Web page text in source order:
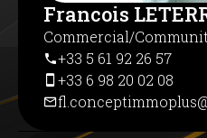
Francois
Commercial/
+33 5 61 92 26 57
+33 6 98 20 02 08